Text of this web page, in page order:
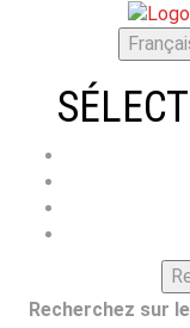
Recherchez sur